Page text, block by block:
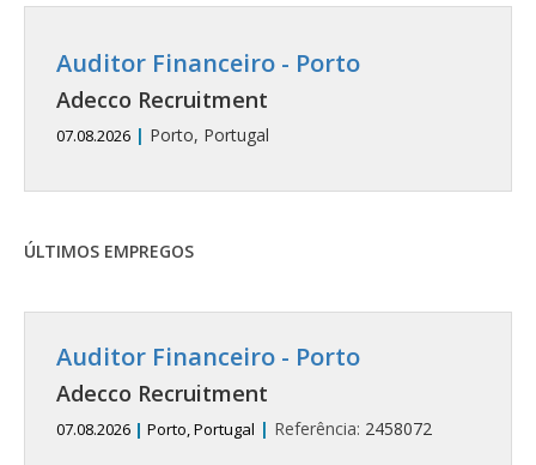
Auditor Financeiro - Porto
Adecco Recruitment
07.08.2026 | Porto, Portugal
ÚLTIMOS EMPREGOS
Auditor Financeiro - Porto
Adecco Recruitment
07.08.2026 | Porto, Portugal | Referência: 2458072